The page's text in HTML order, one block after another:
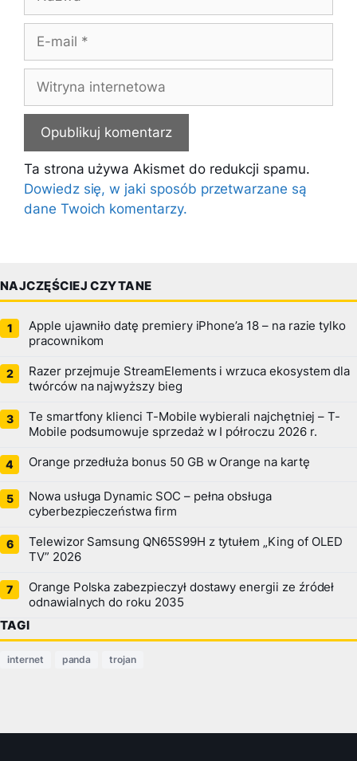
mail
internetowa
Ta strona używa Akismet do redukcji spamu.
Dowiedz się, w jaki sposób przetwarzane są
dane Twoich komentarzy.
NAJCZĘŚCIEJ CZYTANE
Apple ujawniło datę premiery iPhone’a 18 – na razie tylko
pracownikom
Razer przejmuje StreamElements i wrzuca ekosystem dla
twórców na najwyższy bieg
Te smartfony klienci T-Mobile wybierali najchętniej – T-
Mobile podsumowuje sprzedaż w I półroczu 2026 r.
Orange przedłuża bonus 50 GB w Orange na kartę
Nowa usługa Dynamic SOC – pełna obsługa
cyberbezpieczeństwa firm
Telewizor Samsung QN65S99H z tytułem „King of OLED
TV” 2026
Orange Polska zabezpieczył dostawy energii ze źródeł
odnawialnych do roku 2035
TAGI
internet panda trojan